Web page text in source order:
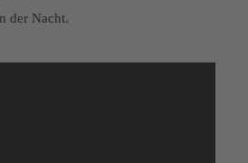
der Nacht.